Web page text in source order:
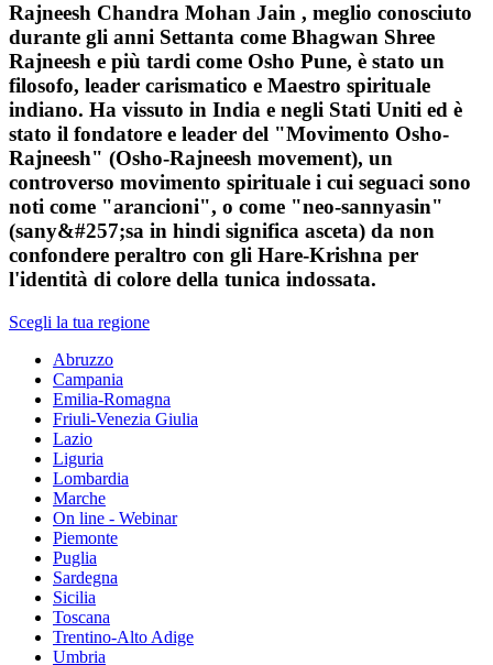
Rajneesh Chandra Mohan Jain , meglio conosciuto
durante gli anni Settanta come Bhagwan Shree
Rajneesh e più tardi come Osho Pune, è stato un
filosofo, leader carismatico e Maestro spirituale
indiano. Ha vissuto in India e negli Stati Uniti ed è
stato il fondatore e leader del "Movimento Osho-
Rajneesh" (Osho-Rajneesh movement), un
controverso movimento spirituale i cui seguaci sono
noti come "arancioni", o come "neo-sannyasin"
(sany&#257;sa in hindi significa asceta) da non
confondere peraltro con gli Hare-Krishna per
l'identità di colore della tunica indossata.
Scegli la tua regione
Abruzzo
Campania
Emilia-Romagna
Friuli-Venezia Giulia
Lazio
Liguria
Lombardia
Marche
On line - Webinar
Piemonte
Puglia
Sardegna
Sicilia
Toscana
Trentino-Alto Adige
Umbria